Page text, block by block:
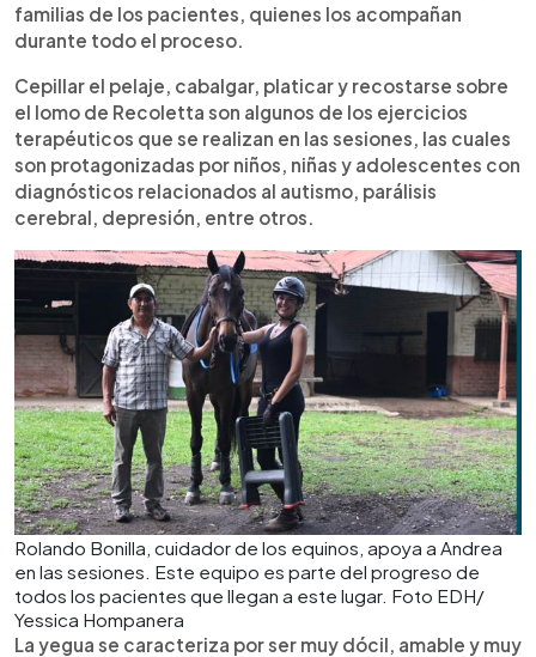
familias de los pacientes, quienes los acompañan
durante todo el proceso.
Cepillar el pelaje, cabalgar, platicar y recostarse sobre
el lomo de Recoletta son algunos de los ejercicios
terapéuticos que se realizan en las sesiones, las cuales
son protagonizadas por niños, niñas y adolescentes con
diagnósticos relacionados al autismo, parálisis
cerebral, depresión, entre otros.
Rolando Bonilla, cuidador de los equinos, apoya a Andrea
en las sesiones. Este equipo es parte del progreso de
todos los pacientes que llegan a este lugar. Foto EDH/
Yessica Hompanera
La yegua se caracteriza por ser muy dócil, amable y muy